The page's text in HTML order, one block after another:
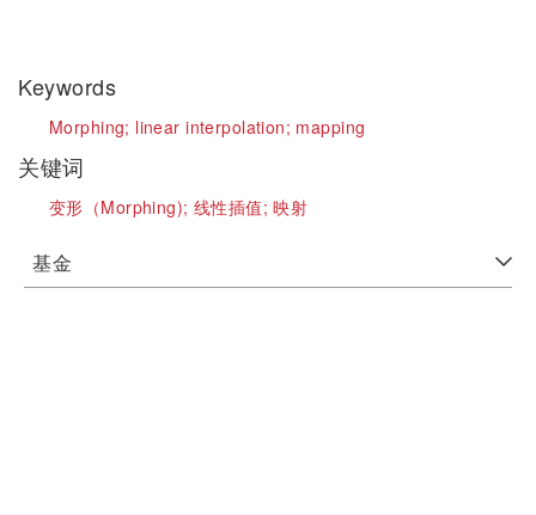
Keywords
Morphing; linear interpolation; mapping
关键词
变形（Morphing); 线性插值;映射
基金